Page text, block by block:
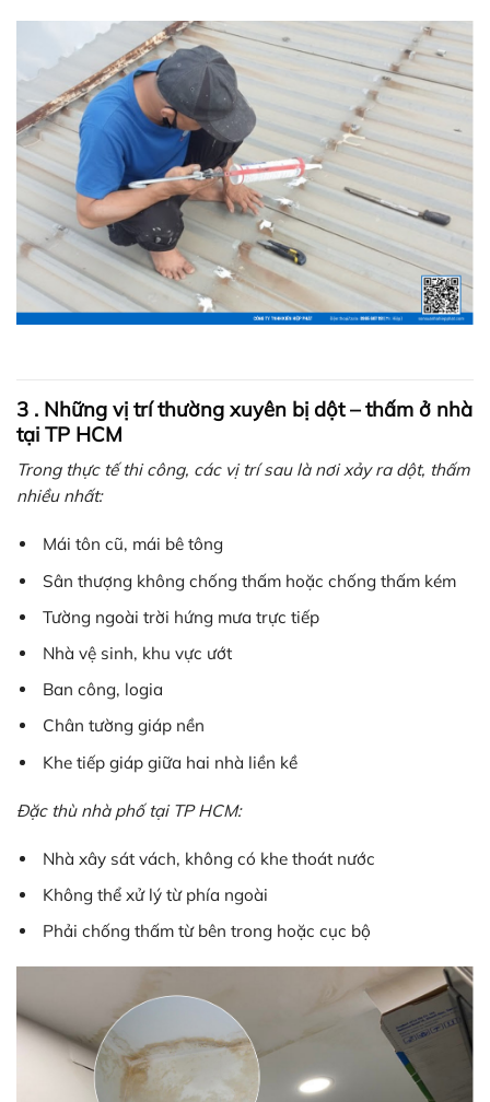
3 . Những vị trí thường xuyên bị dột – thấm ở nhà
tại TP HCM
Trong thực tế thi công, các vị trí sau là nơi xảy ra dột, thấm
nhiều nhất:
Mái tôn cũ, mái bê tông
Sân thượng không chống thấm hoặc chống thấm kém
Tường ngoài trời hứng mưa trực tiếp
Nhà vệ sinh, khu vực ướt
Ban công, logia
Chân tường giáp nền
Khe tiếp giáp giữa hai nhà liền kề
Đặc thù nhà phố tại TP HCM:
Nhà xây sát vách, không có khe thoát nước
Không thể xử lý từ phía ngoài
Phải chống thấm từ bên trong hoặc cục bộ